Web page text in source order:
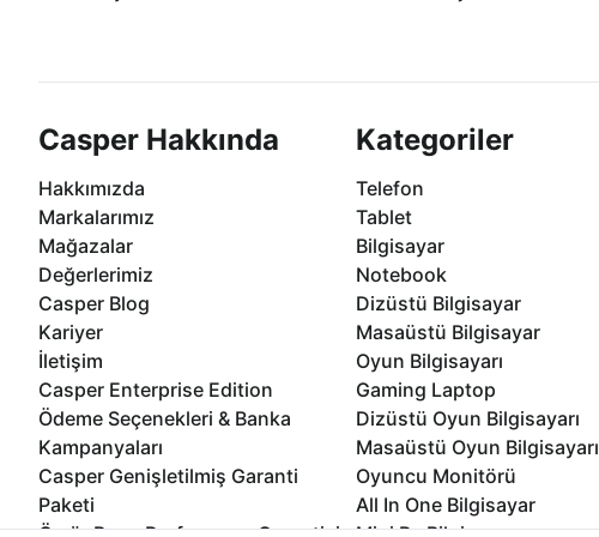
Casper Hakkında
Hakkımızda
Markalarımız
Mağazalar
Değerlerimiz
Casper Blog
Kariyer
İletişim
Casper Enterprise Edition
Ödeme Seçenekleri & Banka
Kampanyaları
Casper Genişletilmiş Garanti
Paketi
Kategoriler
Telefon
Tablet
Bilgisayar
Notebook
Dizüstü Bilgisayar
Masaüstü Bilgisayar
Oyun Bilgisayarı
Gaming Laptop
Dizüstü Oyun Bilgisayarı
Masaüstü Oyun Bilgisayarı
Oyuncu Monitörü
All In One Bilgisayar